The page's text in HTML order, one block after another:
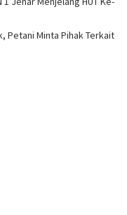
Petani Minta Pihak Terkait